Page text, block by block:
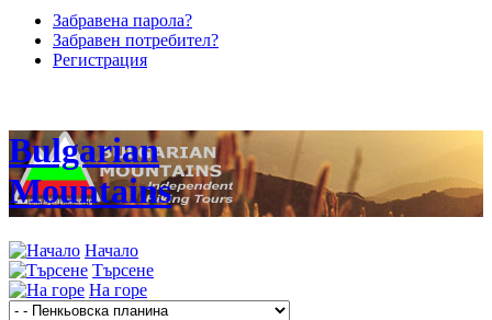
Забравена парола?
Забравен потребител?
Регистрация
Bulgarian
Mountains
Начало
Търсене
На горе